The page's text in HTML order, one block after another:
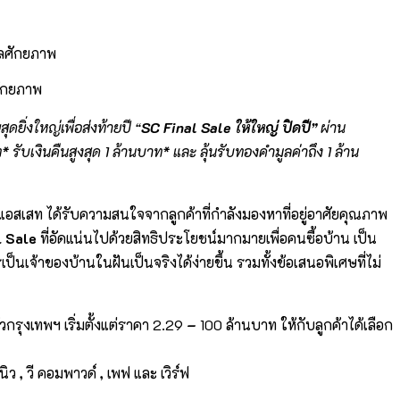
ยภาพ
ดยิ่งใหญ่เพื่อส่งท้ายปี “SC Final Sale ให้ใหญ่ ปิดปี”ผ่าน
รับเงินคืนสูงสุด 1ล้านบาท* และ ลุ้นรับทองคำมูลค่าถึง 1ล้าน
อสเสท ได้รับความสนใจจากลูกค้าที่กำลังมองหาที่อยู่อาศัยคุณภาพ
Sale ที่อัดแน่นไปด้วยสิทธิประโยชน์มากมายเพื่อคนซื้อบ้าน เป็น
เจ้าของบ้านในฝันเป็นจริงได้ง่ายขึ้น รวมทั้งข้อเสนอพิเศษที่ไม่
รุงเทพฯ เริ่มตั้งแต่ราคา 2.29 – 100 ล้านบาทให้กับลูกค้าได้เลือก
ว,วี คอมพาวด์, เพฟ และ เวิร์ฟ